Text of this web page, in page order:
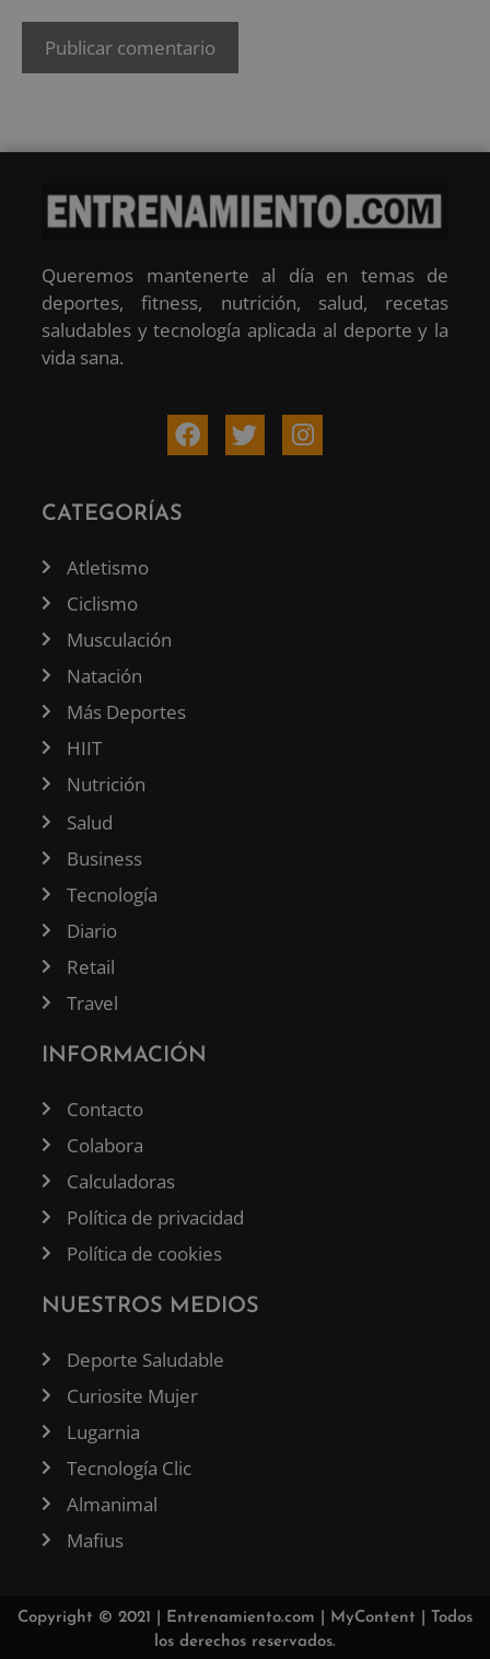
Queremos mantenerte al día en temas de
deportes, fitness, nutrición, salud, recetas
saludables y tecnología aplicada al deporte y la
vida sana.
CATEGORÍAS
Atletismo
Ciclismo
Musculación
Natación
Más Deportes
HIIT
Nutrición
Salud
Business
Tecnología
Diario
Retail
Travel
INFORMACIÓN
Contacto
Colabora
Calculadoras
Política de privacidad
Política de cookies
NUESTROS MEDIOS
Deporte Saludable
Curiosite Mujer
Lugarnia
Tecnología Clic
Almanimal
Mafius
Copyright © 2021 | Entrenamiento.com MyContent | Todos
los derechos reservados.